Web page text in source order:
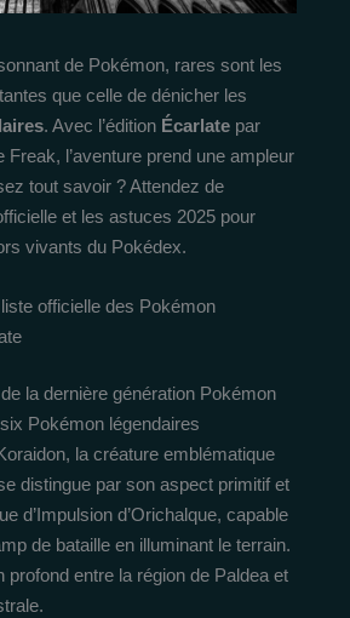
de Pokémon, rares sont les
que celle de dénicher les
. Avec l’édition Écarlate par
Freak, l’aventure prend une ampleur
tout savoir ? Attendez de
et les astuces 2025 pour
vivants du Pokédex.
officielle des Pokémon
de la dernière génération Pokémon
Pokémon légendaires
la créature emblématique
distingue par son aspect primitif et
d’Impulsion d’Orichalque, capable
de bataille en illuminant le terrain.
profond entre la région de Paldea et